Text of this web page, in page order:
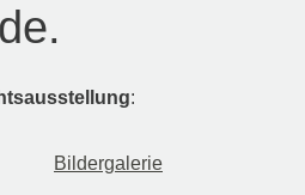
:
Bildergalerie